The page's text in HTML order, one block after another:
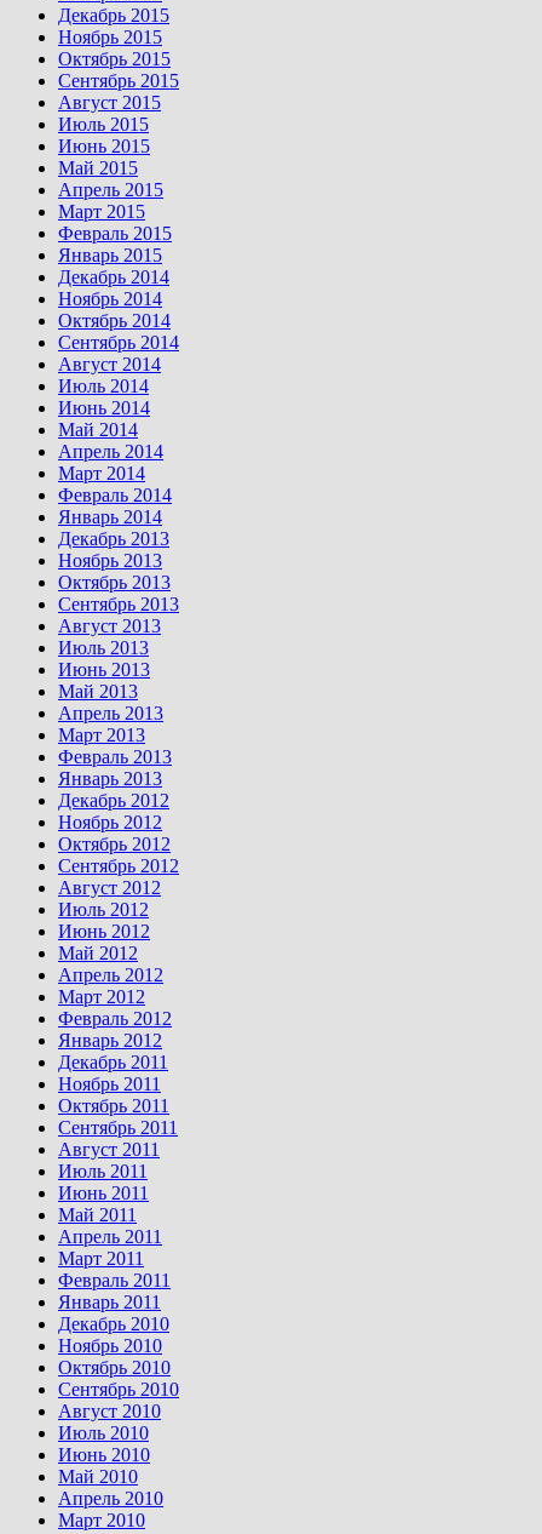
Декабрь 2015
Ноябрь 2015
Октябрь 2015
Сентябрь 2015
Август 2015
Июль 2015
Июнь 2015
Май 2015
Апрель 2015
Март 2015
Февраль 2015
Январь 2015
Декабрь 2014
Ноябрь 2014
Октябрь 2014
Сентябрь 2014
Август 2014
Июль 2014
Июнь 2014
Май 2014
Апрель 2014
Март 2014
Февраль 2014
Январь 2014
Декабрь 2013
Ноябрь 2013
Октябрь 2013
Сентябрь 2013
Август 2013
Июль 2013
Июнь 2013
Май 2013
Апрель 2013
Март 2013
Февраль 2013
Январь 2013
Декабрь 2012
Ноябрь 2012
Октябрь 2012
Сентябрь 2012
Август 2012
Июль 2012
Июнь 2012
Май 2012
Апрель 2012
Март 2012
Февраль 2012
Январь 2012
Декабрь 2011
Ноябрь 2011
Октябрь 2011
Сентябрь 2011
Август 2011
Июль 2011
Июнь 2011
Май 2011
Апрель 2011
Март 2011
Февраль 2011
Январь 2011
Декабрь 2010
Ноябрь 2010
Октябрь 2010
Сентябрь 2010
Август 2010
Июль 2010
Июнь 2010
Май 2010
Апрель 2010
Март 2010